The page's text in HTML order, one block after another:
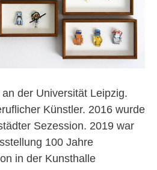
der Universität Leipzig.
Künstler. 2016 wurde
Sezession. 2019 war
100 Jahre
in der Kunsthalle